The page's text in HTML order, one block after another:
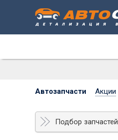
Автозапчасти Акции
Подбор запчастей